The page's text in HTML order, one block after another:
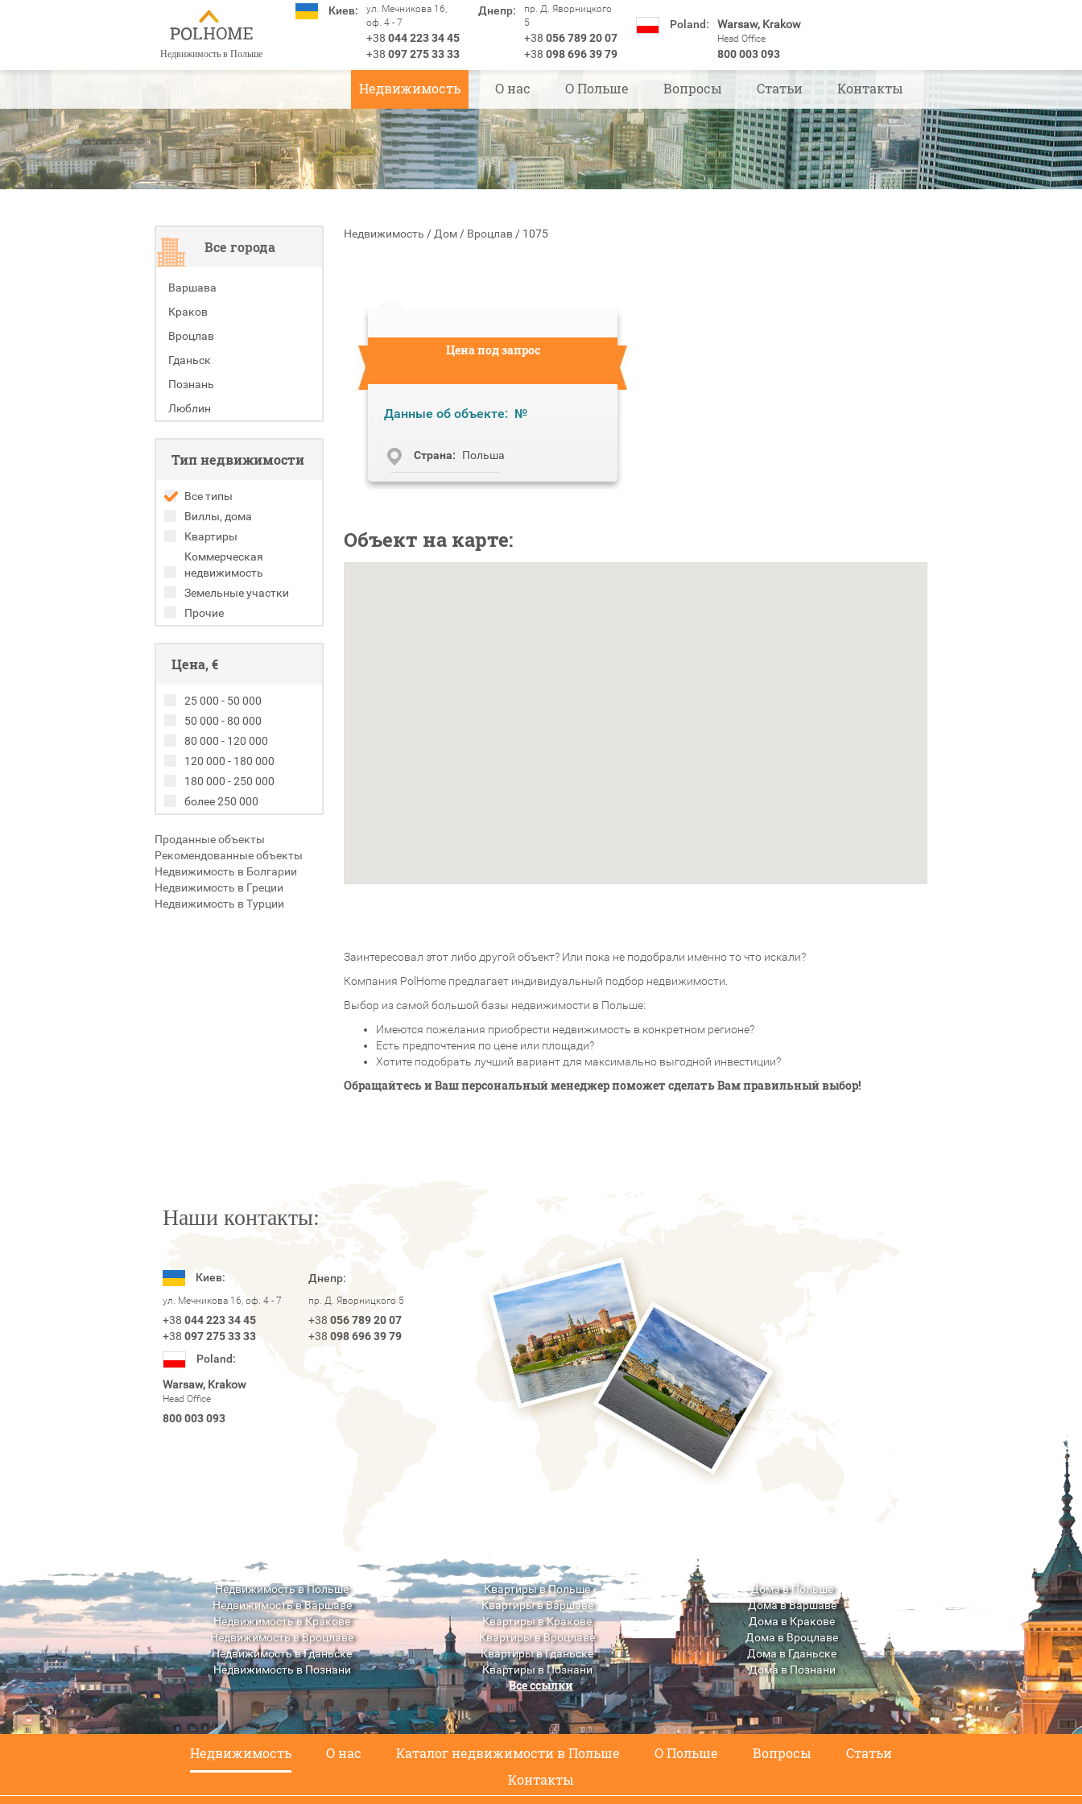
Недвижимость в Польше
Киев:
ул. Мечникова 16,
оф. 4 - 7
+38 044 223 34 45
+38 097 275 33 33
Днепр:
пр. Д. Яворницкого
5
+38 056 789 20 07
+38 098 696 39 79
Poland: Warsaw, Krakow
Head Office
800 003 093
Недвижимость О нас О Польше Вопросы Статьи Контакты
Все города
Варшава
Краков
Вроцлав
Гданьск
Познань
Люблин
Тип недвижимости
Все типы
Виллы, дома
Квартиры
Коммерческая
недвижимость
Земельные участки
Прочие
Цена, €
25 000 - 50 000
50 000 - 80 000
80 000 - 120 000
120 000 - 180 000
180 000 - 250 000
более 250 000
Проданные объекты
Рекомендованные объекты
Недвижимость в Болгарии
Недвижимость в Греции
Недвижимость в Турции
Недвижимость / Дом / Вроцлав / 1075
Цена под запрос
Данные об объекте: №
Cтрана: Польша
Объект на карте:
Заинтересовал этот либо другой объект? Или пока не подобрали именно то что искали?
Компания PolHome предлагает индивидуальный подбор недвижимости.
Выбор из самой большой базы недвижимости в Польше:
Имеются пожелания приобрести недвижимость в конкретном регионе?
Есть предпочтения по цене или площади?
Хотите подобрать лучший вариант для максимально выгодной инвестиции?
Обращайтесь и Ваш персональный менеджер поможет сделать Вам правильный выбор!
Наши контакты:
Киев:
ул. Мечникова 16, оф. 4 - 7
+38 044 223 34 45
+38 097 275 33 33
Днепр:
пр. Д. Яворницкого 5
+38 056 789 20 07
+38 098 696 39 79
Poland:
Warsaw, Krakow
Head Office
800 003 093
Недвижимость в Польше
Недвижимость в Варшаве
Недвижимость в Кракове
Недвижимость в Вроцлаве
Недвижимость в Гданьске
Недвижимость в Познани
Недвижимость в Люблине
Квартиры в Польше
Квартиры в Варшаве
Квартиры в Кракове
Квартиры в Вроцлаве
Квартиры в Гданьске
Квартиры в Познани
Квартиры в Люблине
Дома в Польше
Дома в Варшаве
Дома в Кракове
Дома в Вроцлаве
Дома в Гданьске
Дома в Познани
Дома в Люблине
Все ссылки
Недвижимость О нас Каталог недвижимости в Польше О Польше Вопросы
Статьи
Контакты